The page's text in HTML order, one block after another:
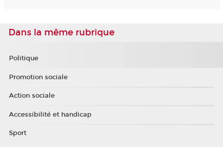
Dans la même rubrique
Politique
Promotion sociale
Action sociale
Accessibilité et handicap
Sport